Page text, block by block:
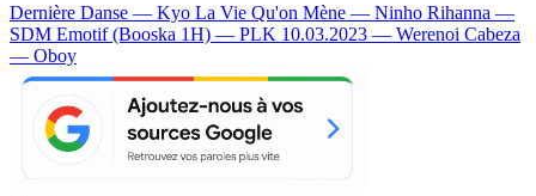
Dernière Danse — Kyo La Vie Qu'on Mène — Ninho Rihanna —
SDM Emotif (Booska 1H) — PLK 10.03.2023 — Werenoi Cabeza
— Oboy